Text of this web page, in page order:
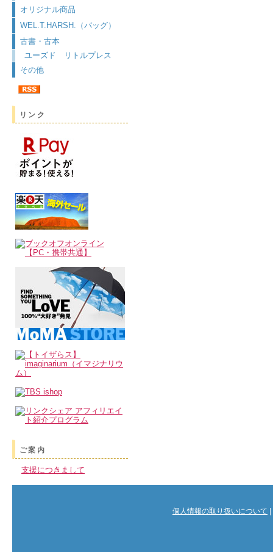
オリジナル商品
WEL.T.HARSH.（バッグ）
古書・古本
ユーズド リトルプレス
その他
リンク
ご案内
支援につきまして
個人情報の取り扱いについて